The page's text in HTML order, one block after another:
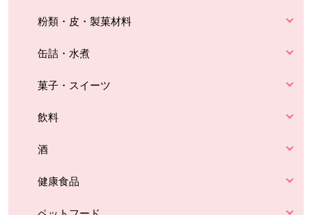
粉類・皮・製菓材料
缶詰・水煮
菓子・スイーツ
飲料
酒
健康食品